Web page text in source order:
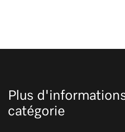
Plus
catégorie